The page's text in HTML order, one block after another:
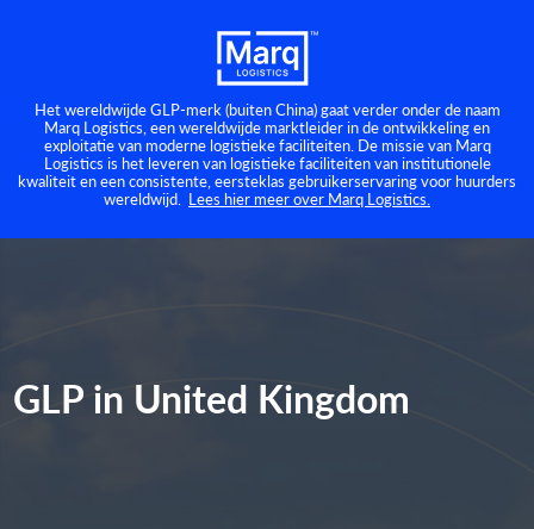
Het wereldwijde GLP-merk (buiten China) gaat verder onder de naam
Marq Logistics, een wereldwijde marktleider in de ontwikkeling en
exploitatie van moderne logistieke faciliteiten. De missie van Marq
Logistics is het leveren van logistieke faciliteiten van institutionele
kwaliteit en een consistente, eersteklas gebruikerservaring voor huurders
wereldwijd. Lees hier meer over Marq Logistics.
GLP in United Kingdom